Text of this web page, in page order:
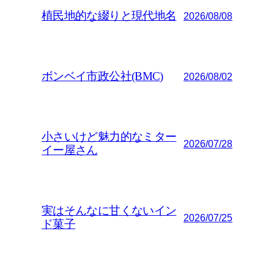
植民地的な綴りと現代地名 2026/08/08
ボンベイ市政公社(BMC) 2026/08/02
小さいけど魅力的なミター
イー屋さん
2026/07/28
実はそんなに甘くないイン
ド菓子
2026/07/25